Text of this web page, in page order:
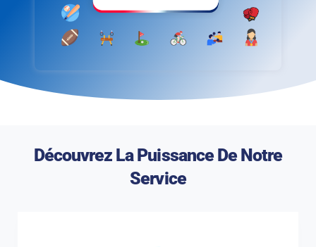
Découvrez La Puissance De Notre
Service